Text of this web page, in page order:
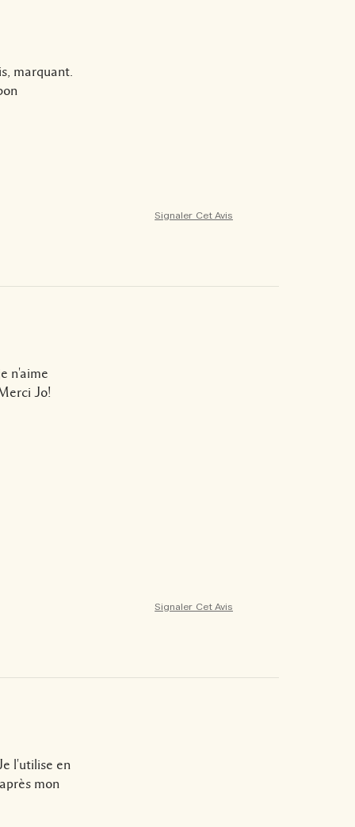
marquant.
Signaler Cet Avis
n'aime
Jo!
Signaler Cet Avis
l'utilise en
mon